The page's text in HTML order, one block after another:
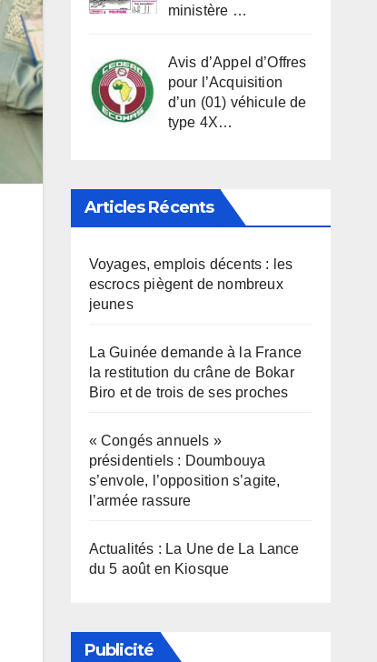
ministère …
Avis d’Appel d’Offres
pour l’Acquisition
d’un (01) véhicule de
type 4X…
Articles Récents
Voyages, emplois décents : les
escrocs piègent de nombreux
jeunes
La Guinée demande à la France
la restitution du crâne de Bokar
Biro et de trois de ses proches
« Congés annuels »
présidentiels : Doumbouya
s’envole, l’opposition s’agite,
l’armée rassure
Actualités : La Une de La Lance
du 5 août en Kiosque
Publicité